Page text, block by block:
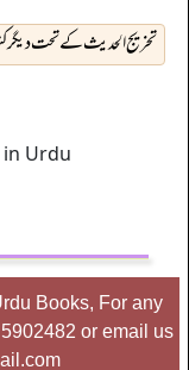
تخریج الحدیث کے تحت
Urdu
Books, For any
or email us